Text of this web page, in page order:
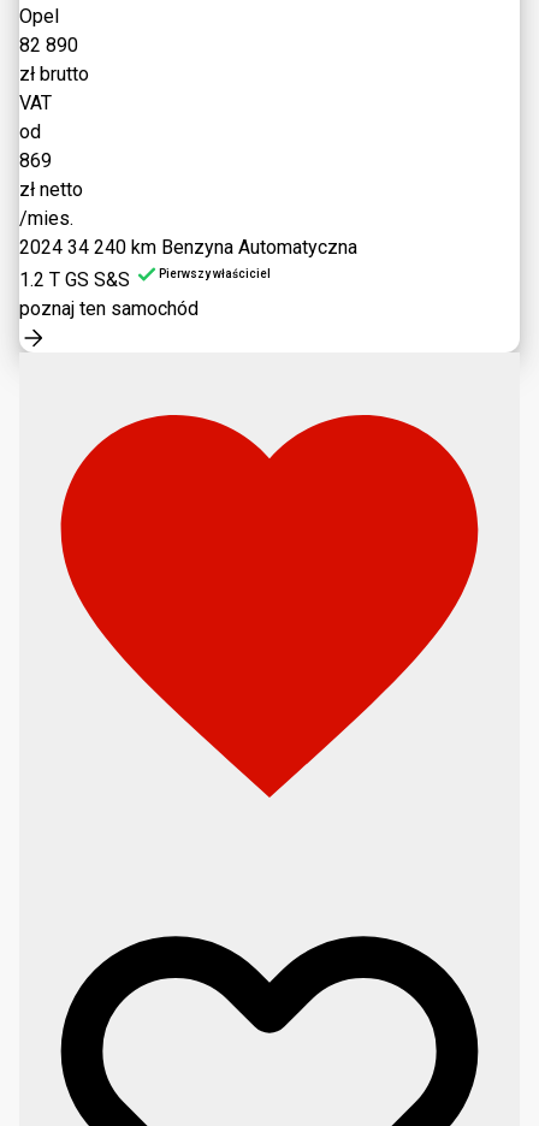
Opel
82 890
zł brutto
VAT
od
869
zł netto
/mies.
2024 34 240 km Benzyna Automatyczna
1.2 T GS S&S
Pierwszy właściciel
poznaj ten samochód